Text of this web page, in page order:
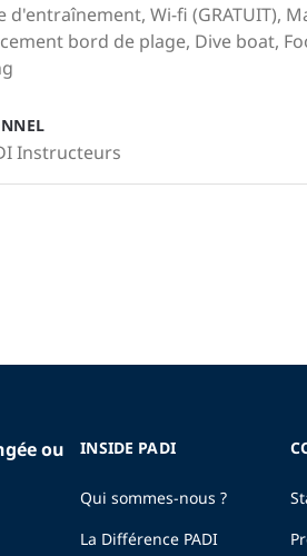
d'entraînement, Wi-fi (GRATUIT),
bord de plage, Dive boat,
Instructeurs
ou
INSIDE PADI
Qui sommes-nous ?
La Différence PADI